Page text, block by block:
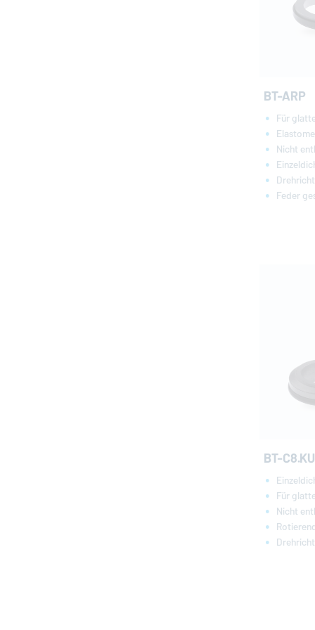
BT-ARP
Für
Nicht
Feder
BT-C8.KU
Für
Nicht